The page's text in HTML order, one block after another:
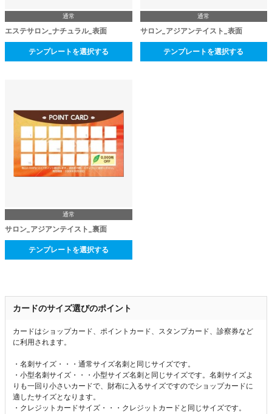
通常
エステサロン_ナチュラル_表面
テンプレートを選択する
通常
サロン_アジアンテイスト_表面
テンプレートを選択する
通常
サロン_アジアンテイスト_裏面
テンプレートを選択する
カードのサイズ選びのポイント
カードはショップカード、ポイントカード、スタンプカード、診察券など
に利用されます。
・名刺サイズ・・・通常サイズ名刺と同じサイズです。
・小型名刺サイズ・・・小型サイズ名刺と同じサイズです。名刺サイズよ
りも一回り小さいカードで、財布に入るサイズですのでショップカードに
適したサイズとなります。
・クレジットカードサイズ・・・クレジットカードと同じサイズです。